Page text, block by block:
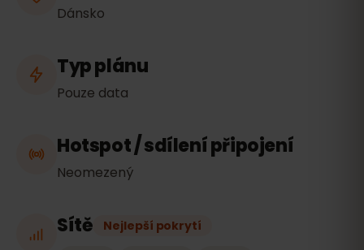
Dánsko
Typ plánu
Pouze data
Hotspot / sdílení připojení
Neomezený
Sítě Nejlepší pokrytí